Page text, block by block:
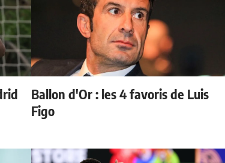
Ballon d'Or : les 4 favoris de Luis
Figo